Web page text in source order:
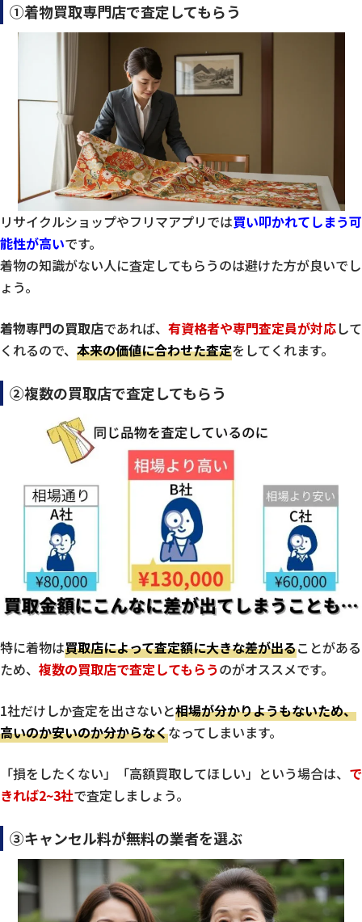
①着物買取専門店で査定してもらう
リサイクルショップやフリマアプリでは買い叩かれてしまう可
能性が高いです。
着物の知識がない人に査定してもらうのは避けた方が良いでし
ょう。
着物専門の買取店であれば、 有資格者や専門査定員が対応して
くれるので、 本来の価値に合わせた査定をしてくれます。
②複数の買取店で査定してもらう
特に着物は買取店によって査定額に大きな差が出ることがある
ため、 複数の買取店で査定してもらうのがオススメです。
1社だけしか査定を出さないと相場が分かりようもないため、
高いのか安いのか分からなくなってしまいます。
「損をしたくない」「高額買取してほしい」という場合は、 で
きれば2~3社で査定しましょう。
③キャンセル料が無料の業者を選ぶ